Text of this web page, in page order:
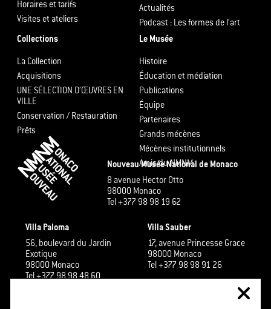
Horaires et tarifs
Visites et ateliers
Actualités
Podcast : Les formes de l’art
Collections
La Collection
Acquisitions
UNE SÉLECTION D’ŒUVRES EN
VILLE
Conservation / Restauration
Prêts
Le Musée
Histoire
Éducation et médiation
Publications
Équipe
Partenaires
Grands mécènes
Mécènes institutionnels
Amis du NMNM
Nouveau Musée National de Monaco
8 avenue Hector Otto
98000 Monaco
Tel +377 98 98 19 62
Villa Paloma
56, boulevard du Jardin
Exotique
98000 Monaco
Tel +377 98 98 48 60
Villa Sauber
17, avenue Princesse Grace
98000 Monaco
Tel +377 98 98 91 26